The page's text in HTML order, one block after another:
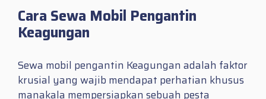
Cara Sewa Mobil Pengantin
Keagungan
Sewa mobil pengantin Keagungan adalah faktor
krusial yang wajib mendapat perhatian khusus
manakala mempersiapkan sebuah pesta